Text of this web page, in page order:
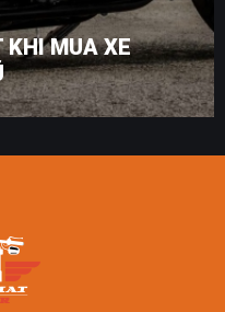
KHI MUA XE